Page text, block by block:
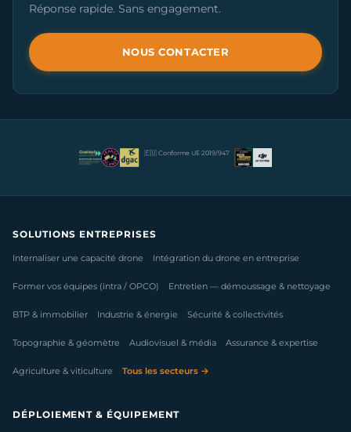
Réponse rapide. Sans engagement.
NOUS CONTACTER
🇪🇺 Conforme UE 2019/947
SOLUTIONS ENTREPRISES
Internaliser une capacité drone Intégration du drone en entreprise
Former vos équipes (intra / OPCO) Entretien — démoussage & nettoyage
BTP & immobilier Industrie & énergie Sécurité & collectivités
Topographie & géomètre Audiovisuel & média Assurance & expertise
Agriculture & viticulture Tous les secteurs →
DÉPLOIEMENT & ÉQUIPEMENT